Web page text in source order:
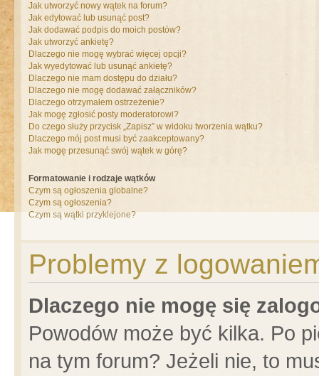
Jak utworzyć nowy wątek na forum?
Jak edytować lub usunąć post?
Jak dodawać podpis do moich postów?
Jak utworzyć ankietę?
Dlaczego nie mogę wybrać więcej opcji?
Jak wyedytować lub usunąć ankietę?
Dlaczego nie mam dostępu do działu?
Dlaczego nie mogę dodawać załączników?
Dlaczego otrzymałem ostrzeżenie?
Jak mogę zgłosić posty moderatorowi?
Do czego służy przycisk „Zapisz” w widoku tworzenia wątku?
Dlaczego mój post musi być zaakceptowany?
Jak mogę przesunąć swój wątek w górę?
Formatowanie i rodzaje wątków
Czym są ogłoszenia globalne?
Czym są ogłoszenia?
Czym są wątki przyklejone?
Problemy z
Dlaczego nie mogę się
Powodów może być kilka. Po
na tym forum? Jeżeli nie, to